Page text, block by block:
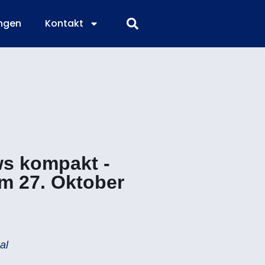
Kontakt
kompakt -
27. Oktober